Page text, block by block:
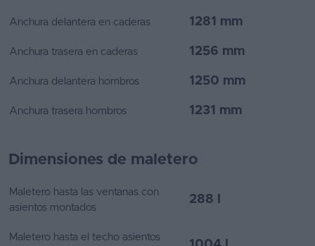
Anchura delantera en caderas 1281 mm
Anchura trasera en caderas 1256 mm
Anchura delantera hombros 1250 mm
Anchura trasera hombros 1231 mm
Maletero hasta las ventanas con
asientos montados
288 l
Maletero hasta el techo asientos
Dimensiones de maletero